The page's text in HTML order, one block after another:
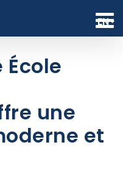
EN
une
et